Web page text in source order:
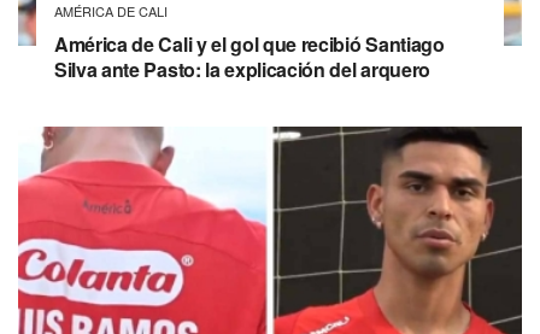
AMÉRICA DE CALI
América de Cali y el gol que recibió Santiago
Silva ante Pasto: la explicación del arquero